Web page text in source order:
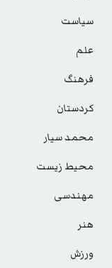
سیاست
علم
فرهنگ
کردستان
محمد سیار
محیط زیست
مهندسی
هنر
ورزش